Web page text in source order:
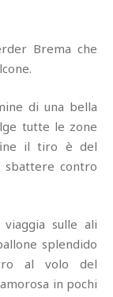
Brema che
di una bella
tutte le zone
il tiro è del
sbattere contro
sulle ali
splendido
al volo del
in pochi